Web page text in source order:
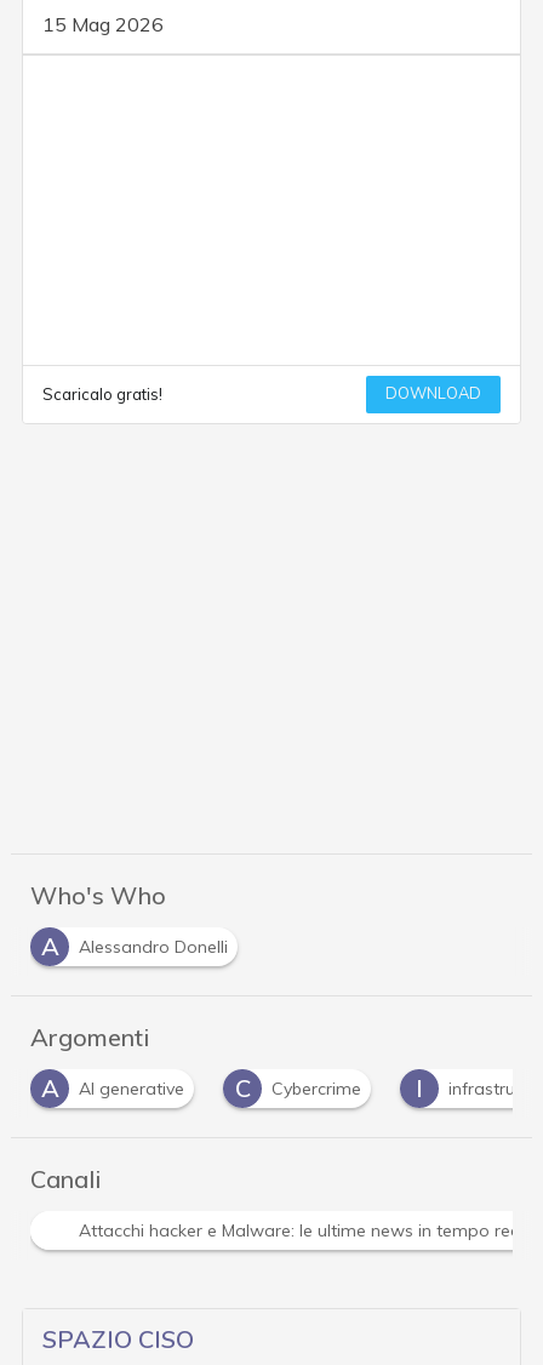
15 Mag 2026
Scaricalo gratis! DOWNLOAD
Who's Who
A
Alessandro Donelli
Argomenti
AI generative Cybercrime infrastrutture
Canali
Attacchi hacker e Malware: le ultime news in tempo
SPAZIO CISO